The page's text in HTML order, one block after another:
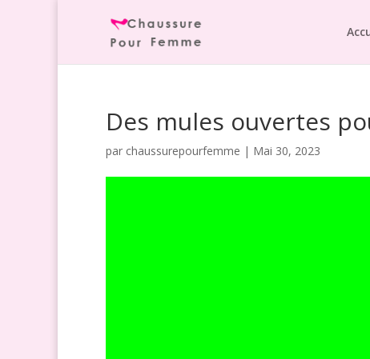
Des mules ouvertes
par chaussurepourfemme | Mai 30, 2023